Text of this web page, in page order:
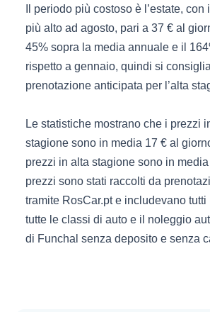
Il periodo più costoso è l’estate,
più alto ad agosto, pari a 37 € al
45% sopra la media annuale e il
rispetto a gennaio, quindi si
prenotazione anticipata per l’alta
Le statistiche mostrano che i prezzi
stagione sono in media 17 € al
prezzi in alta stagione sono in media
prezzi sono stati raccolti da
tramite RosCar.pt e includevano
tutte le classi di auto e il noleggio
di Funchal senza deposito e senza